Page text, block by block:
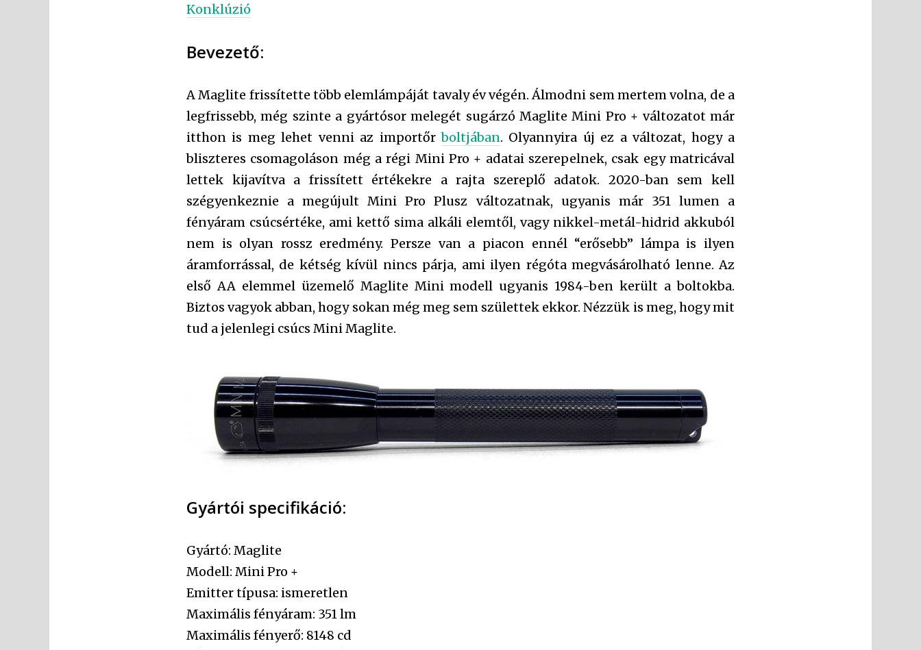
Konklúzió
Bevezető:
A Maglite frissítette több elemlámpáját tavaly év végén. Álmodni sem mertem volna, de a
legfrissebb, még szinte a gyártósor melegét sugárzó Maglite Mini Pro + változatot már
itthon is meg lehet venni az importőrboltjában. Olyannyira új ez a változat, hogy a
bliszteres csomagoláson még a régi Mini Pro + adatai szerepelnek, csak egy matricával
lettek kijavítva a frissített értékekre a rajta szereplő adatok. 2020-ban sem kell
szégyenkeznie a megújult Mini Pro Plusz változatnak, ugyanis már 351 lumen a
fényáram csúcsértéke, ami kettő sima alkáli elemtől, vagy nikkel-metál-hidrid akkuból
nem is olyan rossz eredmény. Persze van a piacon ennél “erősebb” lámpa is ilyen
áramforrással, de kétség kívül nincs párja, ami ilyen régóta megvásárolható lenne. Az
első AA elemmel üzemelő Maglite Mini modell ugyanis 1984-ben került a boltokba.
Biztos vagyok abban, hogy sokan még meg sem születtek ekkor. Nézzük is meg, hogy mit
tud a jelenlegi csúcs Mini Maglite.
Gyártói specifikáció:
Gyártó: Maglite
Modell: Mini Pro +
Emitter típusa: ismeretlen
Maximális fényáram: 351 lm
Maximális fényerő: 8148 cd